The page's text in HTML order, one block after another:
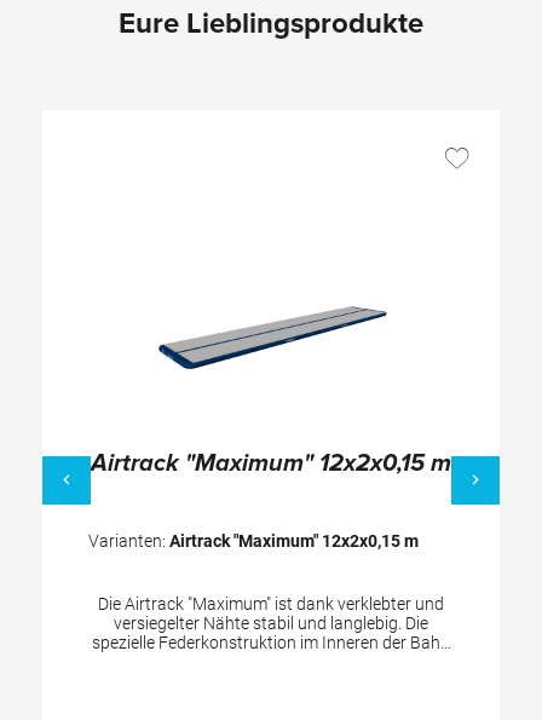
Eure Lieblingsprodukte
Airtrack "Maximum" 12x2x0,15 m
Varianten: Airtrack "Maximum" 12x2x0,15 m
Die Airtrack "Maximum" ist dank verklebter und
versiegelter Nähte stabil und langlebig. Die
spezielle Federkonstruktion im Inneren der Bahn